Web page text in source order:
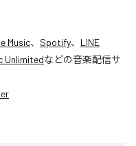
Music、 Spotify、 LINE
Unlimitedなどの音楽配信サ